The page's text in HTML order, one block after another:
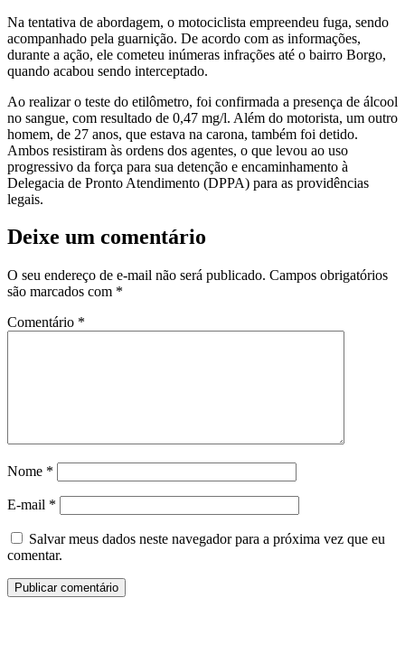
Na tentativa de abordagem, o motociclista empreendeu fuga, sendo
acompanhado pela guarnição. De acordo com as informações,
durante a ação, ele cometeu inúmeras infrações até o bairro Borgo,
quando acabou sendo interceptado.
Ao realizar o teste do etilômetro, foi confirmada a presença de álcool
no sangue, com resultado de 0,47 mg/l. Além do motorista, um outro
homem, de 27 anos, que estava na carona, também foi detido.
Ambos resistiram às ordens dos agentes, o que levou ao uso
progressivo da força para sua detenção e encaminhamento à
Delegacia de Pronto Atendimento (DPPA) para as providências
legais.
Deixe um comentário
O seu endereço de e-mail não será publicado. Campos obrigatórios
são marcados com *
Comentário *
Nome *
E-mail *
Salvar meus dados neste navegador para a próxima vez que eu
comentar.